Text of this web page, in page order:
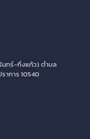
นทร์-กิ่งแก้ว) ตำบล
าการ 10540